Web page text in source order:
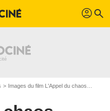
profil search
Images du film L'Appel du chaos